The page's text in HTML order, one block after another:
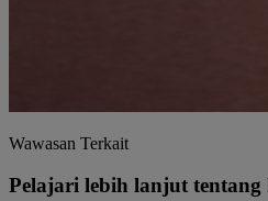
Wawasan Terkait
Pelajari lebih lanjut tentang